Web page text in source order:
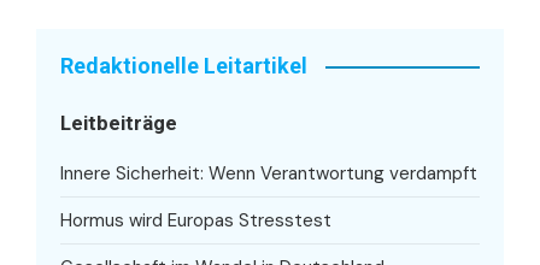
Redaktionelle Leitartikel
Leitbeiträge
Innere Sicherheit: Wenn Verantwortung verdampft
Hormus wird Europas Stresstest